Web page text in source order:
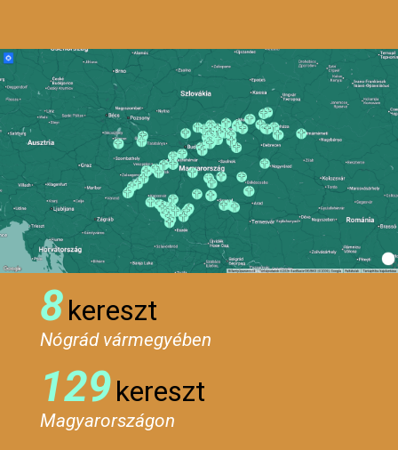
8kereszt
Nógrád vármegyében
129kereszt
Magyarországon